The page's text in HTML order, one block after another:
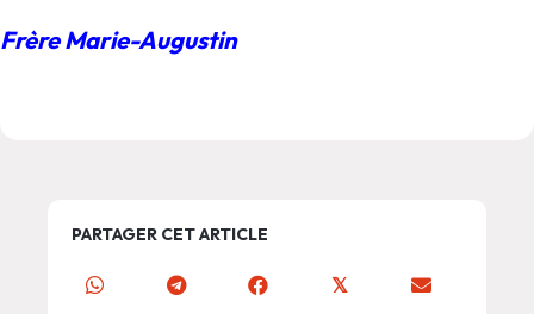
Frère Marie-Augustin
PARTAGER CET ARTICLE
𝕏